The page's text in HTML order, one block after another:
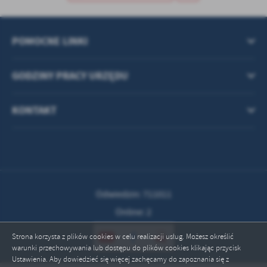
Strona korzysta z plików cookies w celu realizacji usług. Możesz określić
warunki przechowywania lub dostępu do plików cookies klikając przycisk
Ustawienia. Aby dowiedzieć się więcej zachęcamy do zapoznania się z
POMOCNE LINKI
GODZINY PRACY URZĘDU
KONTAKT
Odwiedzin: 711011
Online: 2